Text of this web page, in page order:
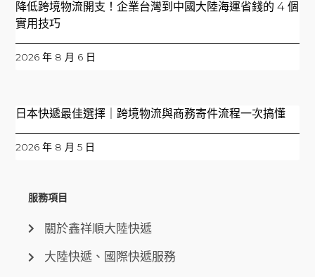
降低跨境物流開支！企業台灣到中國大陸海運省錢的 4 個
實用技巧
2026 年 8 月 6 日
日本快遞最佳選擇｜跨境物流與商務寄件流程一次搞懂
2026 年 8 月 5 日
服務項目
關於鑫祥順大陸快遞
大陸快遞、國際快遞服務